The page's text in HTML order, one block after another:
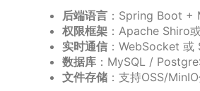
后端语言 ：Spring Boot +
权限框架 ：Apache Shiro
实时通信 ：WebSocket 或
数据库 ：MySQL /
文件存储 ：支持OSS/